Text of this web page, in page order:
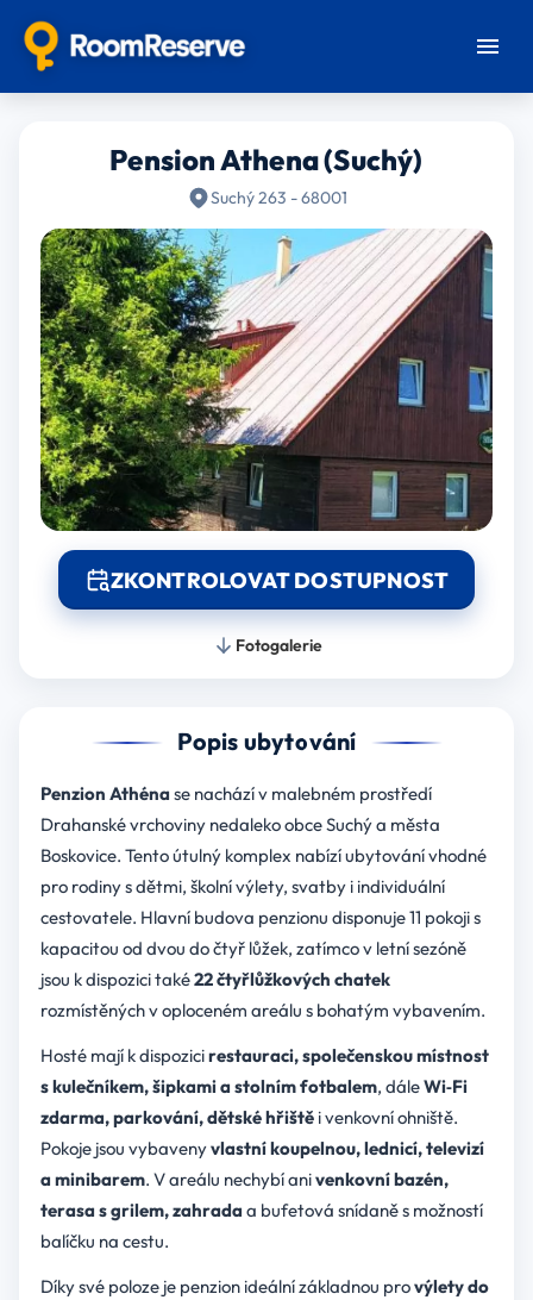
Pension Athena (Suchý)
Suchý 263 - 68001
ZKONTROLOVAT DOSTUPNOST
Fotogalerie
Popis ubytování
Penzion Athénase nachází v malebném prostředí
Drahanské vrchoviny nedaleko obce Suchý a města
Boskovice. Tento útulný komplex nabízí ubytování vhodné
pro rodiny s dětmi, školní výlety, svatby i individuální
cestovatele. Hlavní budova penzionu disponuje 11 pokoji s
kapacitou od dvou do čtyř lůžek, zatímco v letní sezóně
jsou k dispozici také22 čtyřlůžkových chatek
rozmístěných v oploceném areálu s bohatým vybavením.
Hosté mají k dispozicirestauraci, společenskou místnost
s kulečníkem, šipkami a stolním fotbalem, dáleWi‑Fi
zdarma, parkování, dětské hřištěi venkovní ohniště.
Pokoje jsou vybavenyvlastní koupelnou, lednicí, televizí
a minibarem. V areálu nechybí anivenkovní bazén,
terasa s grilem, zahradaa bufetová snídaně s možností
balíčku na cestu.
Díky své poloze je penzion ideální základnou provýlety do